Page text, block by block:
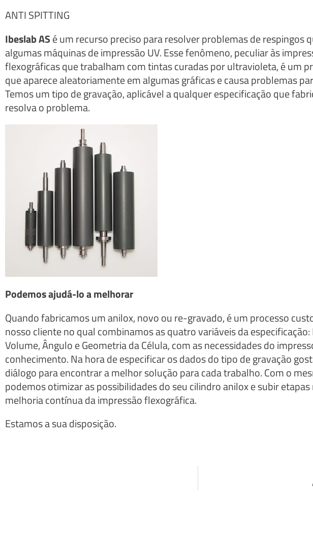
ANTI SPITTING
Ibeslab ASé um recurso preciso para resolver problemas de respingos
algumas máquinas de impressão UV. Esse fenômeno, peculiar às
flexográficas que trabalham com tintas curadas por ultravioleta, é um
que aparece aleatoriamente em algumas gráficas e causa problemas
Temos um tipo de gravação, aplicável a qualquer especificação que
resolva o problema.
Podemos ajudá-lo a melhorar
Quando fabricamos um anilox, novo ou re-gravado, é um processo
nosso cliente no qual combinamos as quatro variáveis ​​da
Volume, Ângulo e Geometria da Célula, com as necessidades do
conhecimento. Na hora de especificar os dados do tipo de gravação
diálogo para encontrar a melhor solução para cada trabalho. Com o
podemos otimizar as possibilidades do seu cilindro anilox e subir
melhoria contínua da impressão flexográfica.
Estamos a sua disposição.